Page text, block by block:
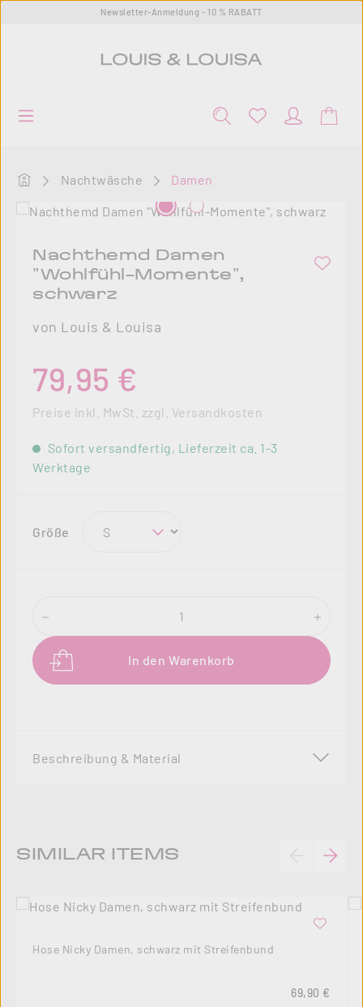
Zum Hauptinhalt springenNewsletter-Anmeldung - 10 % RABATT
Startseite
Nachtwäsche
Damen
Bildergalerie überspringen
Nachthemd Damen
"Wohlfühl-Momente",
schwarz
von Louis & Louisa
79,95 €
Preise inkl. MwSt. zzgl. Versandkosten
Sofort versandfertig, Lieferzeit ca. 1-3
Werktage
Größe auswählen
Produkt Anzahl: Gib den gewünschten
In den Warenkorb
Beschreibung & Material
Produktgalerie überspringen
SIMILAR ITEMS
Hose Nicky Damen, schwarz mit Streifenbund
Regulärer
69,90 €